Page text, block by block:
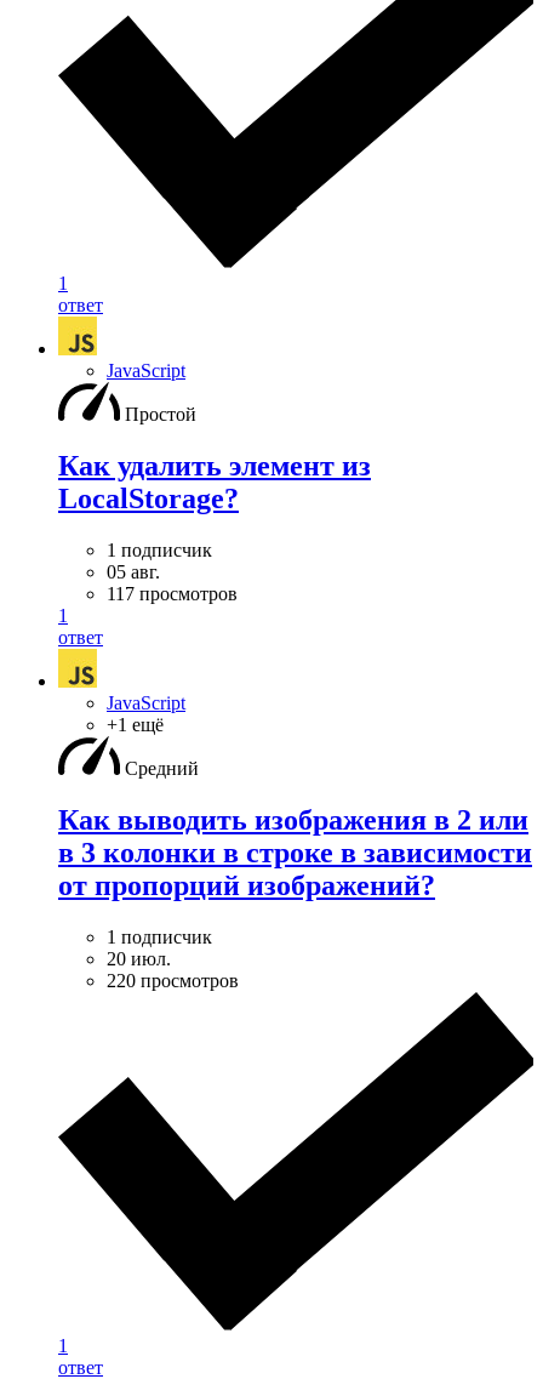
1
ответ
JavaScript
Простой
Как удалить элемент из
LocalStorage?
1 подписчик
05 авг.
117 просмотров
1
ответ
JavaScript
+1 ещё
Средний
Как выводить изображения в 2 или
в 3 колонки в строке в зависимости
от пропорций изображений?
1 подписчик
20 июл.
220 просмотров
1
ответ